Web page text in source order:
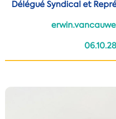
Délégué Syndical et